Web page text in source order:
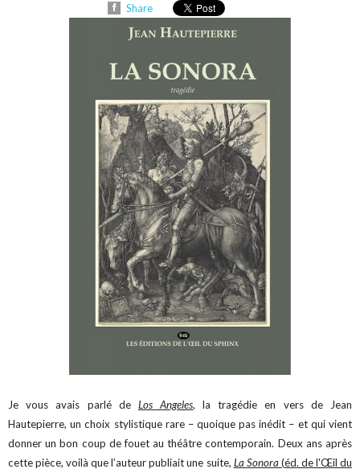
Share
Je vous avais parlé de Los Angeles, la tragédie en vers de Jean
Hautepierre, un choix stylistique rare – quoique pas inédit – et qui vient
donner un bon coup de fouet au théâtre contemporain. Deux ans après
cette pièce, voilà que l’auteur publiait une suite, La Sonora(éd. de l'Œil du